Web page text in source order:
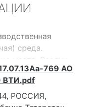
среда.
места. Воздух
зоны.
аэрозоли.
общественные и
769 АО
ВТИ.pdf
РОССИЯ,